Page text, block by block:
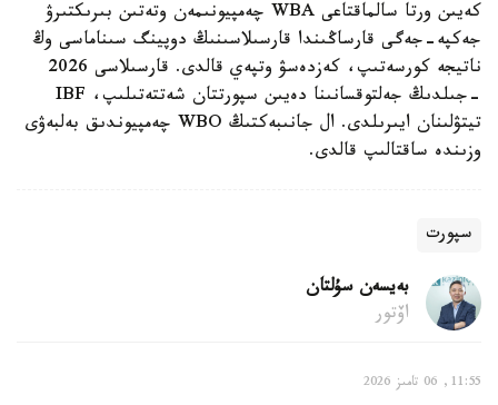
كەيىن ورتا سالماقتاعى WBA چەمپيونىمەن وتەتىن بىرىكتىرۋ
جەكپە-جەگى قارساڭىندا قارسىلاسىنىڭ دوپينگ سىناماسى وڭ
ناتيجە كورسەتىپ، كەزدەسۋ وتپەي قالدى. قارسىلاسى 2026
-جىلدىڭ جەلتوقسانىنا دەيىن سپورتتان شەتتەتىلىپ، IBF
تيتۋلىنان ايىرىلدى. ال جانىبەكتىڭ WBO چەمپيوندىق بەلبەۋى
وزىندە ساقتالىپ قالدى.
سپورت
بەيسەن سۇلتان
اۆتور
11:55, 06 تامىز 2026